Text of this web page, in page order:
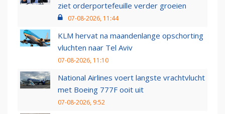
ziet orderportefeuille verder groeien
07-08-2026, 11:44
KLM hervat na maandenlange opschorting
vluchten naar Tel Aviv
07-08-2026, 11:10
National Airlines voert langste vrachtvlucht
met Boeing 777F ooit uit
07-08-2026, 9:52